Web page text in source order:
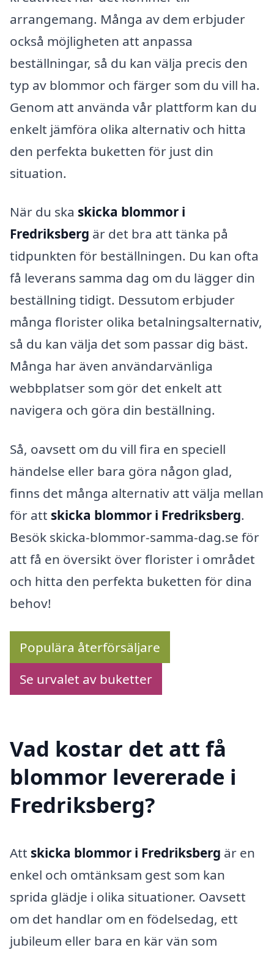
arrangemang. Många av dem erbjuder
också möjligheten att anpassa
beställningar, så du kan välja precis den
typ av blommor och färger som du vill ha.
Genom att använda vår plattform kan du
enkelt jämföra olika alternativ och hitta
den perfekta buketten för just din
situation.
När du ska skicka blommor i
Fredriksberg är det bra att tänka på
tidpunkten för beställningen. Du kan ofta
få leverans samma dag om du lägger din
beställning tidigt. Dessutom erbjuder
många florister olika betalningsalternativ,
så du kan välja det som passar dig bäst.
Många har även användarvänliga
webbplatser som gör det enkelt att
navigera och göra din beställning.
Så, oavsett om du vill fira en speciell
händelse eller bara göra någon glad,
finns det många alternativ att välja mellan
för att skicka blommor i Fredriksberg.
Besök skicka-blommor-samma-dag.se för
att få en översikt över florister i området
och hitta den perfekta buketten för dina
behov!
Populära återförsäljare
Se urvalet av buketter
Vad kostar det att få
blommor levererade i
Fredriksberg?
Att skicka blommor i Fredriksberg är en
enkel och omtänksam gest som kan
sprida glädje i olika situationer. Oavsett
om det handlar om en födelsedag, ett
jubileum eller bara en kär vän som